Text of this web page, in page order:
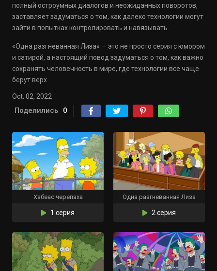
полный остроумных диалогов и неожиданных поворотов,
заставляет задуматься о том, как далеко технологии могут
зайти в попытках контролировать и навязывать.
«Одна разгневанная Лиза» — это не просто серия с юмором
и сатирой, а настоящий повод задуматься о том, как важно
сохранять человечность в мире, где технологии всё чаще
берут верх.
Oct. 02, 2022
Поделились 0
Хабеас черепаха
1 серия
Одна разгневанная Лиза
2 серия